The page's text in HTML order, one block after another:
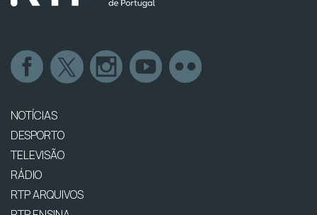
NOTÍCIAS
DESPORTO
TELEVISÃO
RÁDIO
RTP ARQUIVOS